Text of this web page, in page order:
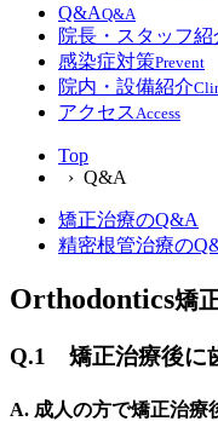
Q&AQ&A
院長・スタッフ紹
感染症対策Prevent
院内・設備紹介
アクセス Access
Top
› Q&A
矯正治療のQ&A
精密根管治療の
Orthodontics矯
Q.1 矯正治療後に
A. 成人の方で矯正治療